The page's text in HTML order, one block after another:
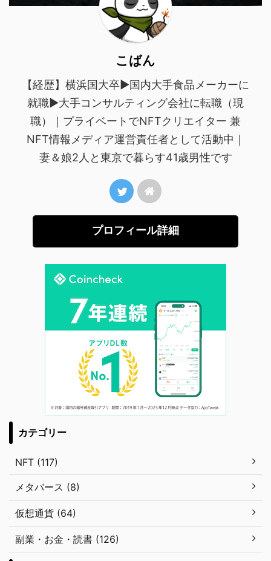
こばん
【経歴】横浜国大卒▶︎国内大手食品メーカーに
就職▶︎大手コンサルティング会社に転職（現
職）｜プライベートでNFTクリエイター 兼
NFT情報メディア運営責任者として活動中｜
妻＆娘2人と東京で暮らす41歳男性です
プロフィール詳細
カテゴリー
NFT (117)
メタバース (8)
仮想通貨 (64)
副業・お金・読書 (126)